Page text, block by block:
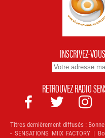
INSCRIVEZ-
RETROUVEZ RADIO
  
Titres dernièrement diffusés :Bonne
- SENSATIONS MIIX FACTORY |